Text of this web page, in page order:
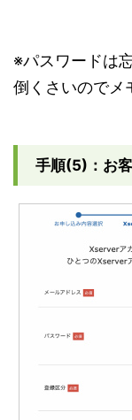
※パスワードは
倒くさいのでメ
手順(5)：お